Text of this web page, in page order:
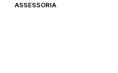
ASSESSORIA